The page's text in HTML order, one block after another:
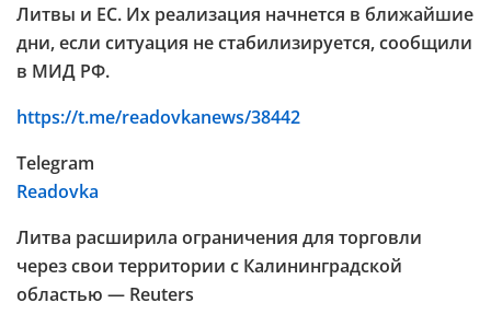
Литвы и ЕС. Их реализация начнется в ближайшие
дни, если ситуация не стабилизируется, сообщили
в МИД РФ.
https://t.me/readovkanews/38442
Telegram
Readovka
Литва расширила ограничения для торговли
через свои территории с Калининградской
областью — Reuters